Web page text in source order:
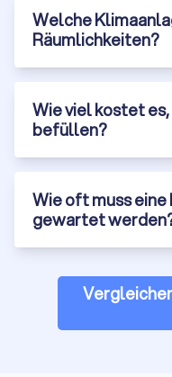
Welche
Räumlichkeiten?
Wie viel kostet
befüllen?
Wie oft muss
gewartet